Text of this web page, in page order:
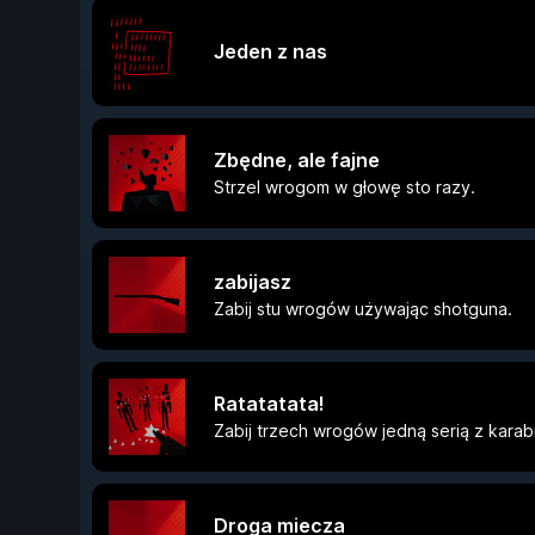
Jeden z nas
Zbędne, ale fajne
Strzel wrogom w głowę sto razy.
zabijasz
Zabij stu wrogów używając shotguna.
Ratatatata!
Zabij trzech wrogów jedną serią z
Droga miecza